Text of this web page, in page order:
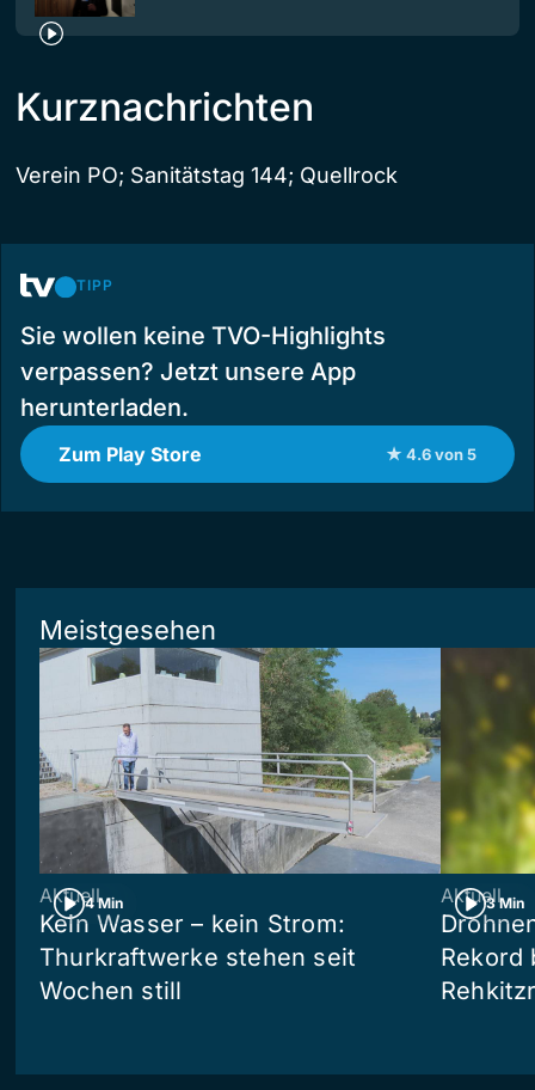
Kurznachrichten
Verein PO; Sanitätstag 144; Quellrock
TIPP
Sie wollen keine TVO-Highlights
verpassen? Jetzt unsere App
herunterladen.
Zum Play Store ★ 4.6 von 5
Meistgesehen
4 Min
Aktuell
Kein Wasser – kein Strom:
Thurkraftwerke stehen seit
Wochen still
3 Min
Aktuell
Rekord